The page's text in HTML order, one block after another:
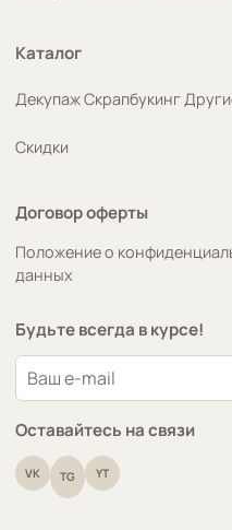
Каталог
ДекупажСкрапбукинг
Скидки
Договор оферты
Положение о
данных
Будьте всегда в курсе!
Оставайтесь на связи
VK TG YT